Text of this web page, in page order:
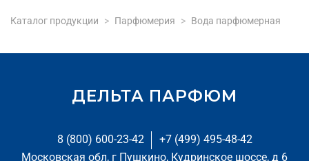
Каталог продукции Парфюмерия Вода парфюмерная
8 (800) 600-23-42
+7 (499) 495-48-42
Московская обл, г Пушкино, Кудринское шоссе, д 6
ДЕЛЬТА ПАРФЮМ